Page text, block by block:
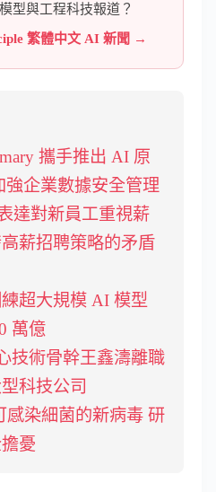
型與工程科技報道？
繁體中文 AI 新聞 →
攜手推出 AI 原
強企業數據安全管理
達對新員工重視薪
薪招聘策略的矛盾
超大規模 AI 模型
萬億
技術骨幹王鑫濤離職
科技公司
感染細菌的新病毒 研
憂